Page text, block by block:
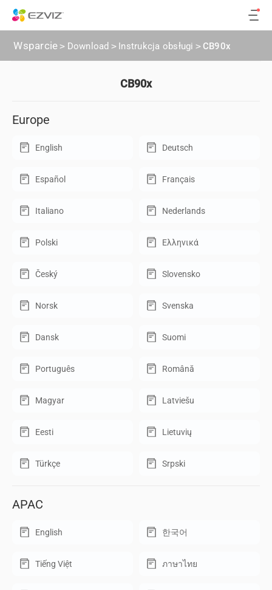
Wsparcie> Download > Instrukcja obsługi > CB90x
CB90x
Europe
English Deutsch
Español Français
Italiano Nederlands
Polski Ελληνικά
Český Slovensko
Norsk Svenska
Dansk Suomi
Português Română
Magyar Latviešu
Eesti Lietuvių
Türkçe Srpski
APAC
English 한국어
Tiếng Việt ภาษาไทย